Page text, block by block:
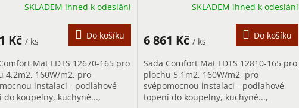
M
A
SKLADEM ihned k odeslání
Kč / ks
Do košíku
Mat LDTS 12670-165 pro
4,2m2, 160W/m2, pro
instalaci - podlahové
do koupelny, kuchyně...,
M
A
SKLADEM ihned k odeslání
6 861 Kč / ks
Do košíku
Sada Comfort Mat LDTS 12810-165 pro
plochu 5,1m2, 160W/m2, pro
svépomocnou instalaci - podlahové
topení do koupelny, kuchyně...,